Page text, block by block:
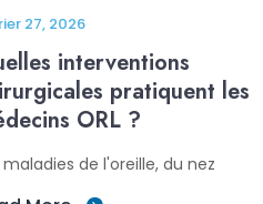
27, 2026
interventions
pratiquent les
ORL ?
maladies de l'oreille, du nez